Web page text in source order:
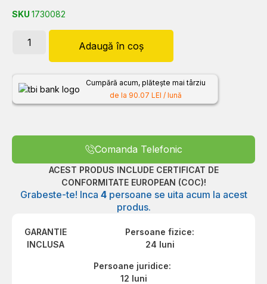
SKU 1730082
Adaugă în coș
Cumpără acum, plătește mai târziu
de la 90.07 LEI / lună
Comanda Telefonic
ACEST PRODUS INCLUDE CERTIFICAT DE
CONFORMITATE EUROPEAN (COC)!
Grabeste-te! Inca 4 persoane se uita acum la acest
produs.
GARANTIE
INCLUSA
Persoane fizice:
24 luni
Persoane juridice:
12 luni